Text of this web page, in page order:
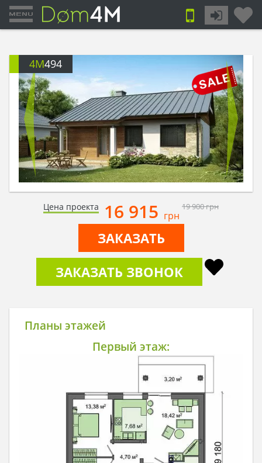
4M494
Цена проекта 16 915 грн
19 900грн
ЗАКАЗАТЬ
ЗАКАЗАТЬ ЗВОНОК
Планы этажей
Первый этаж: